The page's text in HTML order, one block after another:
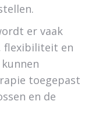
er vaak
flexibiliteit en
toegepast
en de